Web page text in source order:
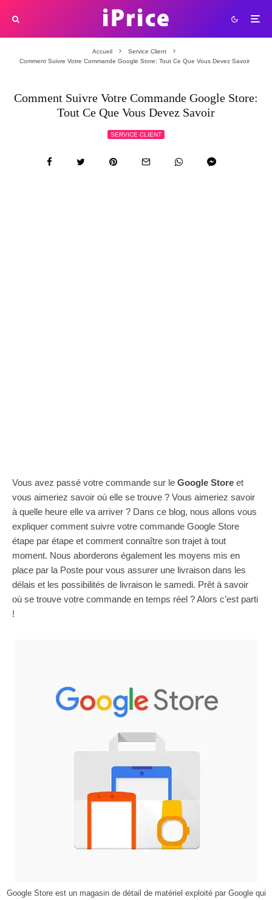
Accueil
Service Client
Comment Suivre Votre Commande Google Store: Tout Ce Que Vous Devez Savoir
Comment Suivre Votre Commande Google Store:
Tout Ce Que Vous Devez Savoir
SERVICE CLIENT
Vous avez passé votre commande sur le Google Store et
vous aimeriez savoir où elle se trouve ? Vous aimeriez savoir
à quelle heure elle va arriver ? Dans ce blog, nous allons vous
expliquer comment suivre votre commande Google Store
étape par étape et comment connaître son trajet à tout
moment. Nous aborderons également les moyens mis en
place par la Poste pour vous assurer une livraison dans les
délais et les possibilités de livraison le samedi. Prêt à savoir
où se trouve votre commande en temps réel ? Alors c’est parti
!
Google Store est un magasin de détail de matériel exploité par Google qui